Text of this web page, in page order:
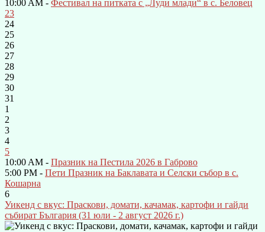
10:00 AM - Фестивал на питката с „Луди млади“ в с. Беловец
23
24
25
26
27
28
29
30
31
1
2
3
4
5
10:00 AM - Празник на Пестила 2026 в Габрово
5:00 PM - Пети Празник на Баклавата и Селски събор в с.
Кошарна
6
Уикенд с вкус: Праскови, домати, качамак, картофи и гайди
събират България (31 юли - 2 август 2026 г.)